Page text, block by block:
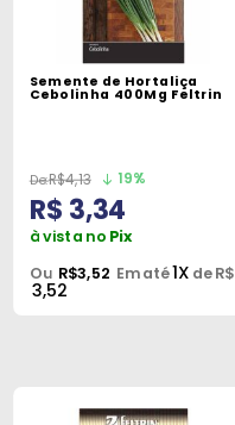
Semente de Hortaliça
Cebolinha 400Mg Feltrin
R$4,13 19%
R$ 3,34
à vista no Pix
Ou R$3,52 Em até1X de R$
3,52